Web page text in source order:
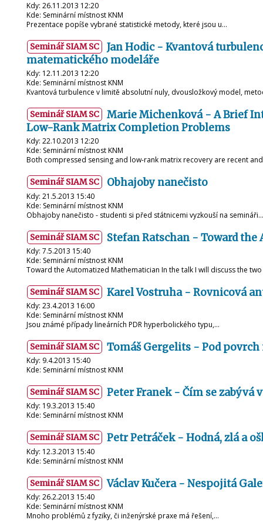
Kdy: 26.11.2013 12:20
Kde: Seminární místnost KNM
Prezentace popíše vybrané statistické metody, které jsou u…
Seminář SIAM SC
Jan Hodic - Kvantová
matematického modeláře
Kdy: 12.11.2013 12:20
Kde: Seminární místnost KNM
Kvantová turbulence v limitě absolutní nuly, dvousložkový model,
Seminář SIAM SC
Marie Michenková - A Brief
Low-Rank Matrix Completion Problems
Kdy: 22.10.2013 12:20
Kde: Seminární místnost KNM
Both compressed sensing and low-rank matrix recovery are recent
Seminář SIAM SC Obhajoby nanečisto
Kdy: 21.5.2013 15:40
Kde: Seminární místnost KNM
Obhajoby nanečisto - studenti si před státnicemi vyzkouší na semináři…
Seminář SIAM SC Stefan Ratschan - Toward
Kdy: 7.5.2013 15:40
Kde: Seminární místnost KNM
Toward the Automatized Mathematician In the talk I will discuss the
Seminář SIAM SC Karel Vostruha - Rovnicová
Kdy: 23.4.2013 16:00
Kde: Seminární místnost KNM
Jsou známé případy lineárních PDR hyperbolického typu,…
Seminář SIAM SC Tomáš Gergelits - Pod
Kdy: 9.4.2013 15:40
Kde: Seminární místnost KNM
Seminář SIAM SC Peter Franek - Čím se
Kdy: 19.3.2013 15:40
Kde: Seminární místnost KNM
Seminář SIAM SC Petr Petráček - Hodná, zlá a
Kdy: 12.3.2013 15:40
Kde: Seminární místnost KNM
Seminář SIAM SC Václav Kučera - Nespojitá
Kdy: 26.2.2013 15:40
Kde: Seminární místnost KNM
Mnoho problémů z fyziky, či inženýrské praxe má řešení,…